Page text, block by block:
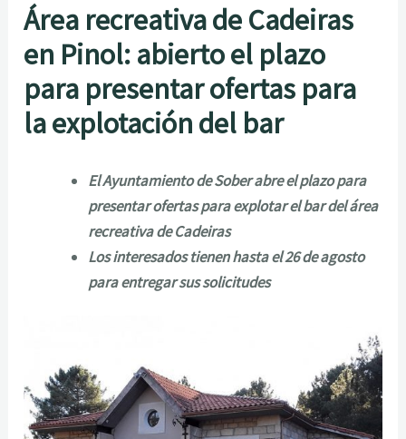
Área recreativa de Cadeiras
en Pinol: abierto el plazo
para presentar ofertas para
la explotación del bar
El Ayuntamiento de Sober abre el plazo para
presentar ofertas para explotar el bar del área
recreativa de Cadeiras
Los interesados tienen hasta el 26 de agosto
para entregar sus solicitudes